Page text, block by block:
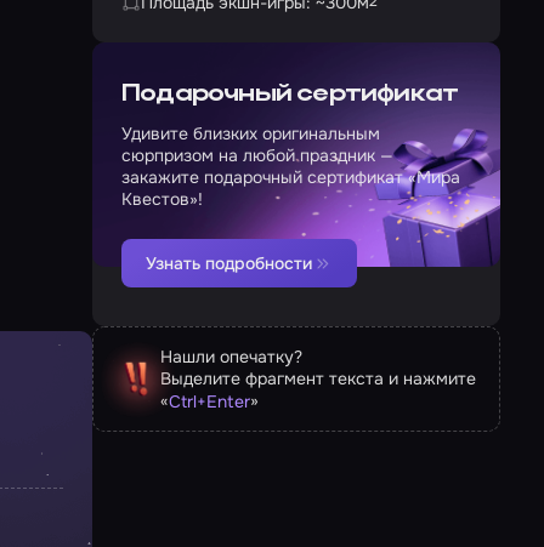
Подарочный сертификат
Удивите близких оригинальным
сюрпризом на любой праздник —
закажите подарочный сертификат «Мира
Квестов»!
Узнать подробности
Нашли опечатку?
Выделите фрагмент текста и нажмите
«Ctrl+Enter»